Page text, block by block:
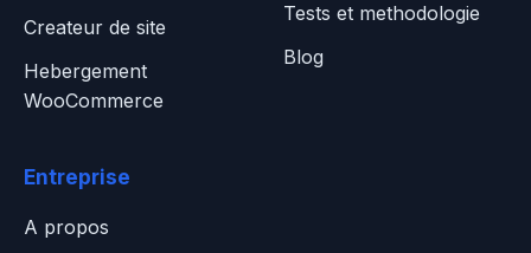
Createur de site
Hebergement
WooCommerce
Tests et methodologie
Blog
Entreprise
A propos